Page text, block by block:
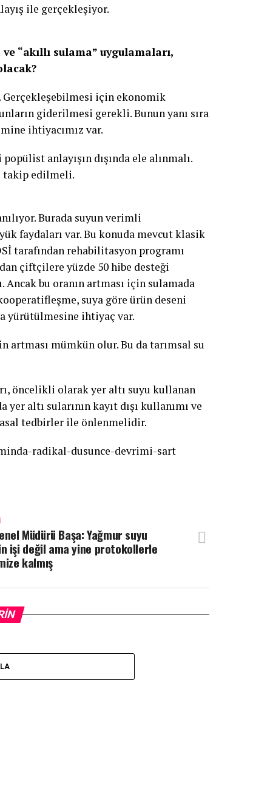
ile gerçekleşiyor.
ve “akıllı sulama” uygulamaları,
Gerçekleşebilmesi için ekonomik
giderilmesi gerekli. Bunun yanı sıra
ihtiyacımız var.
anlayışın dışında ele alınmalı.
takip edilmeli.
Burada suyun verimli
faydaları var. Bu konuda mevcut klasik
tarafından rehabilitasyon programı
çiftçilere yüzde 50 hibe desteği
Ancak bu oranın artması için sulamada
suya göre ürün deseni
yürütülmesine ihtiyaç var.
mümkün olur. Bu da tarımsal su
öncelikli olarak yer altı suyu kullanan
altı sularının kayıt dışı kullanımı ve
tedbirler ile önlenmelidir.
radikal-dusunce-devrimi-sart
Müdürü Başa: Yağmur suyu
işi değil ama yine protokollerle
kalmış